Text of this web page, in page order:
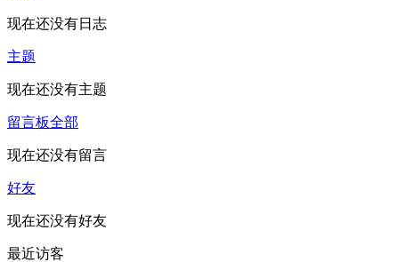
现在还没有日志
主题
现在还没有主题
留言板全部
现在还没有留言
好友
现在还没有好友
最近访客